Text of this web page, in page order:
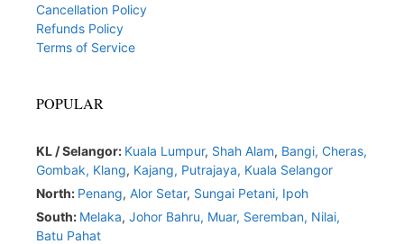
Cancellation Policy
Refunds Policy
Terms of Service
POPULAR
KL / Selangor: Kuala Lumpur, Shah Alam, Bangi, Cheras,
Gombak, Klang, Kajang, Putrajaya, Kuala Selangor
North: Penang, Alor Setar, Sungai Petani, Ipoh
South: Melaka, Johor Bahru, Muar, Seremban, Nilai,
Batu Pahat